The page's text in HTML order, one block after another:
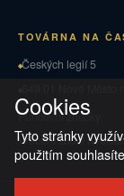
TOVÁRNA NA
Českých legií 5
Puncovní značky
Vrácení zboží a
Cookies
Tyto stránky
použitím